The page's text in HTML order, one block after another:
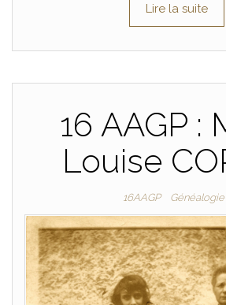
Lire la suite
16 AAGP :
Louise
16AAGP Généalogie